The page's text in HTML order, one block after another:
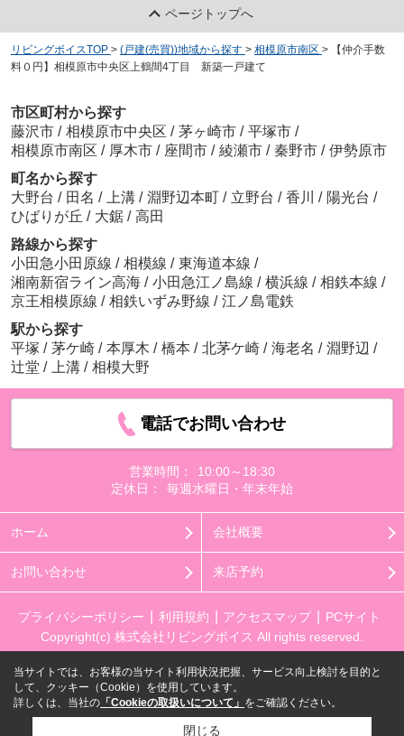
ページトップへ
リビングボイスTOP > (戸建(売買))地域から探す > 相模原市南区 >
【仲介手数
料０円】相模原市中央区上鶴間4丁目 新築一戸建て
市区町村から探す
藤沢市 / 相模原市中央区 / 茅ヶ崎市 / 平塚市 /
相模原市南区 / 厚木市 / 座間市 / 綾瀬市 / 秦野市 / 伊勢原市
町名から探す
大野台 / 田名 / 上溝 / 淵野辺本町 / 立野台 / 香川 / 陽光台 /
ひばりが丘 / 大鋸 / 高田
路線から探す
小田急小田原線 / 相模線 / 東海道本線 /
湘南新宿ライン高海 / 小田急江ノ島線 / 横浜線 / 相鉄本線 /
京王相模原線 / 相鉄いずみ野線 / 江ノ島電鉄
駅から探す
平塚 / 茅ケ崎 / 本厚木 / 橋本 / 北茅ケ崎 / 海老名 / 淵野辺 /
辻堂 / 上溝 / 相模大野
電話でお問い合わせ
営業時間：
10:00～18:30
定休日：
毎週水曜日・年末年始
ホーム 会社概要
お問い合わせ 来店予約
プライバシーポリシー 利用規約 アクセスマップ
PCサイト
Copyright(c) 株式会社リビングボイス All rights reserved.
当サイトでは、お客様の当サイト利用状況把握、サービス向上検討を目的と
して、クッキー（Cookie）を使用しています。
詳しくは、当社の 「Cookieの取扱いについて」 をご確認ください。
閉じる